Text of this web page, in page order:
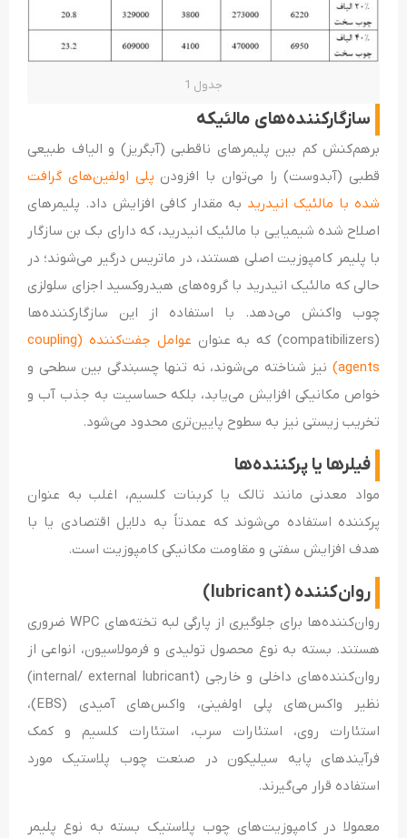
جدول 1
سازگارکننده‌های مالئیکه
برهم‌کنش کم بین پلیمرهای ناقطبی (آبگریز) و الیاف طبیعی
قطبی (آبدوست) را می‌توان با افزودن پلی اولفین‌های گرافت
شده با مالئیک انیدرید به مقدار کافی افزایش داد. پلیمرهای
اصلاح ‌شده شیمیایی با مالئیک انیدرید، که دارای بک بن سازگار
با پلیمر کامپوزیت اصلی هستند، در ماتریس درگیر می‌شوند؛ در
حالی که مالئیک انیدرید با گروه‌های هیدروکسید اجزای سلولزی
چوب واکنش می‌دهد. با استفاده از این سازگارکننده‌ها
(compatibilizers) که به عنوان
عوامل جفت‌کننده (coupling
agents)
نیز شناخته می‌شوند، نه تنها چسبندگی بین سطحی و
خواص مکانیکی افزایش می‌یابد، بلکه حساسیت به جذب آب و
تخریب زیستی نیز به سطوح پایین‌تری محدود می‌شود.
فیلرها یا پرکننده‌ها
مواد معدنی مانند تالک یا کربنات کلسیم، اغلب به عنوان
پرکننده استفاده می‌شوند که عمدتاً به دلایل اقتصادی یا با
هدف افزایش سفتی و مقاومت مکانیکی کامپوزیت است.
روان‌کننده (lubricant)
روان‌کننده‌ها برای جلوگیری از پارگی لبه تخته‌های WPC ضروری
هستند. بسته به نوع محصول تولیدی و فرمولاسیون، انواعی از
روان‌کننده‌های داخلی و خارجی (internal/ external lubricant)
نظیر واکس‌های پلی اولفینی، واکس‌های آمیدی (EBS)،
استئارات روی، استئارات سرب، استئارات کلسیم و کمک
فرآیندهای پایه سیلیکون در صنعت چوب پلاستیک مورد
استفاده قرار می‌گیرند.
معمولا در کامپوزیت‌های چوب پلاستیک بسته به نوع پلیمر